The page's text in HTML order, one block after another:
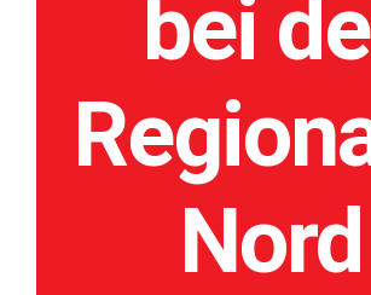
bei
Nord